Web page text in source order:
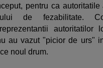
pentru ca autoritatile
de fezabilitate.
autoritatilor
au vazut "picior de urs"
noul drum.